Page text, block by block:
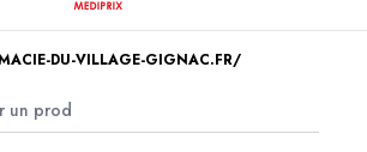
DU-VILLAGE-GIGNAC.FR/